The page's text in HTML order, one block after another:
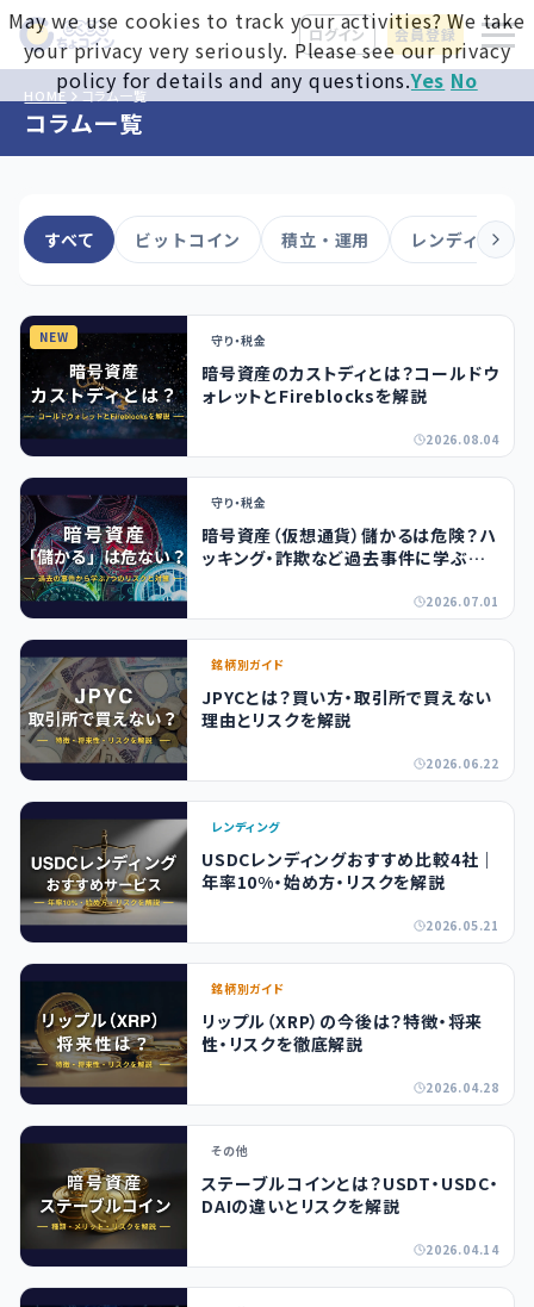
ログイン 会員登録
HOME コラム一覧
コラム一覧
すべて ビットコイン 積立・運用 レンディング
NEW 守り・税金
暗号資産のカストディとは？コールドウ
ォレットとFireblocksを解説
2026.08.04
守り・税金
暗号資産（仮想通貨）儲かるは危険？ハ
ッキング・詐欺など過去事件に学ぶリ
2026.07.01
銘柄別ガイド
JPYCとは？買い方・取引所で買えない
理由とリスクを解説
2026.06.22
レンディング
USDCレンディングおすすめ比較4社｜
年率10%・始め方・リスクを解説
2026.05.21
銘柄別ガイド
リップル（XRP）の今後は？特徴・将来
性・リスクを徹底解説
2026.04.28
その他
ステーブルコインとは？USDT・USDC・
DAIの違いとリスクを解説
2026.04.14
May we use cookies to track your activities? We take
your privacy very seriously. Please see our privacy
policy for details and any questions.Yes No